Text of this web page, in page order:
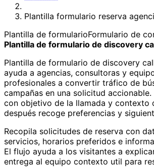
Plantilla formulario reserva
Plantilla de formularioFormulario de
Plantilla de formulario de discovery
Plantilla de formulario de discovery
ayuda a agencias, consultoras y
profesionales a convertir tráfico de
campañas en una solicitud
con objetivo de la llamada y contexto
después recoge preferencias y
Recopila solicitudes de reserva con
servicios, horarios preferidos e
El flujo ayuda a los visitantes a
entrega al equipo contexto util para